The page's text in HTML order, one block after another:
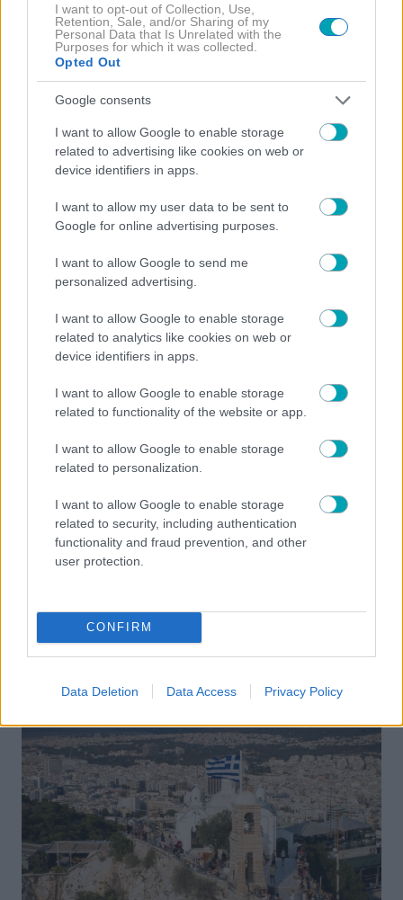
I want to opt-out of Collection, Use,
Retention, Sale, and/or Sharing of my
Personal Data that Is Unrelated with the
Purposes for which it was collected.
Opted Out
Google consents
I want to allow Google to enable storage
related to advertising like cookies on web or
device identifiers in apps.
I want to allow my user data to be sent to
Google for online advertising purposes.
I want to allow Google to send me
personalized advertising.
I want to allow Google to enable storage
related to analytics like cookies on web or
device identifiers in apps.
I want to allow Google to enable storage
related to functionality of the website or app.
I want to allow Google to enable storage
related to personalization.
I want to allow Google to enable storage
related to security, including authentication
functionality and fraud prevention, and other
user protection.
CONFIRM
Data Deletion Data Access Privacy Policy
NEWS
Ανδρομάχη: Το μήνυμα όλα νόημα μετά το διαζύγιο
απο τον Λιβάνη- “Όποιος εχει φως…”
Ο Στέφανος Κασσελάκης αποκαλύπτει το όνειρό
που θα φέρουμε στον κόσμο να»